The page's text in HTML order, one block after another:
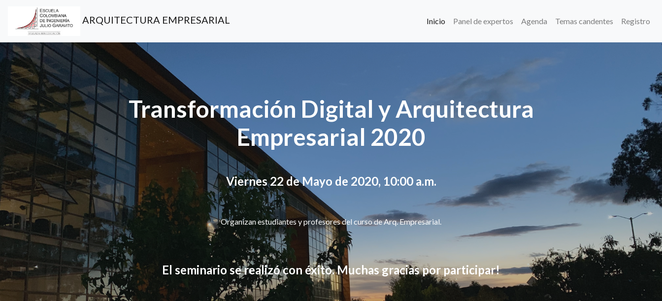
ARQUITECTURA EMPRESARIAL Inicio (current)
Panel de expertos Agenda Temas candentes Registro
Transformación Digital y Arquitectura
Empresarial 2020
Viernes 22 de Mayo de 2020, 10:00 a.m.
Organizan estudiantes y profesores del curso de Arq. Empresarial.
El seminario se realizó con éxito. Muchas gracias por participar!